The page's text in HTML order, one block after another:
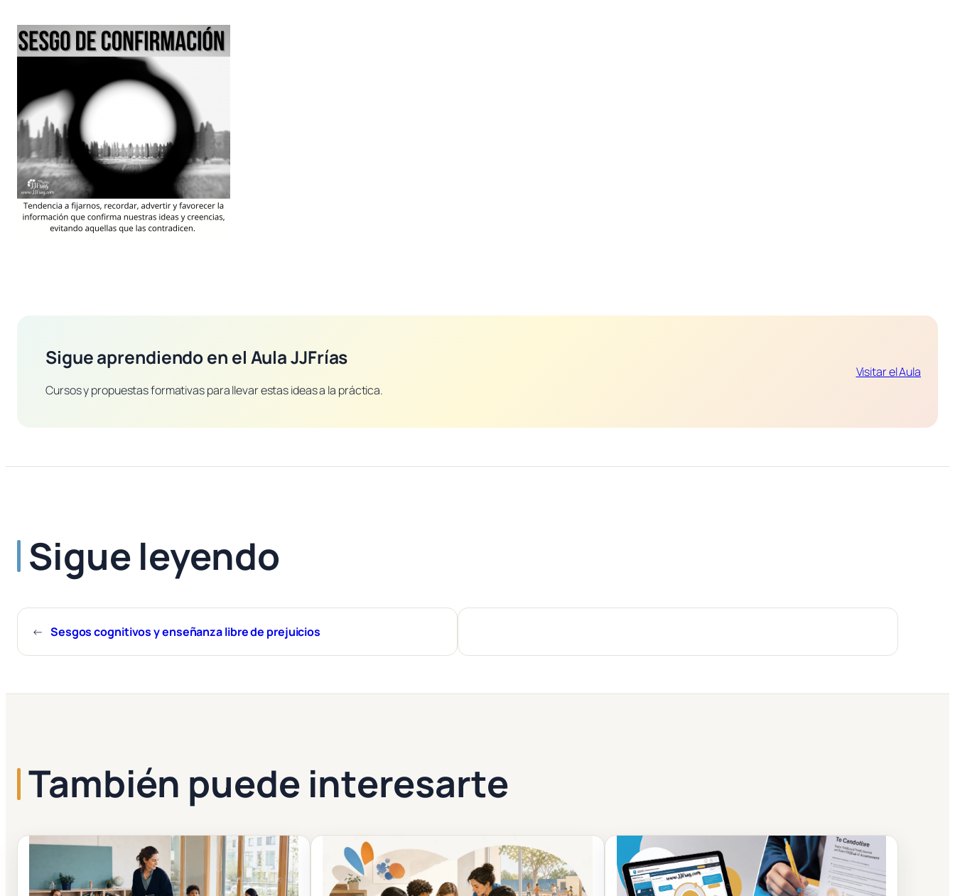
Sigue aprendiendo en el Aula JJFrías
Cursos y propuestas formativas para llevar estas ideas a la práctica.
Visitar el Aula
Sigue leyendo
← Sesgos cognitivos y enseñanza libre de prejuicios
También puede interesarte